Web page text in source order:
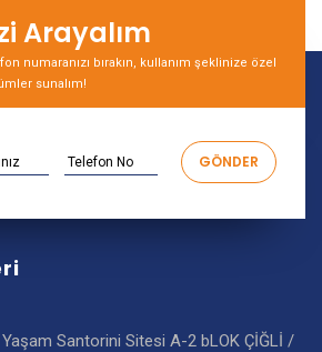
Arayalım
numaranızı bırakın, kullanım şeklinize özel
sunalım!
Santorini Sitesi A-2 bLOK ÇİĞLİ /